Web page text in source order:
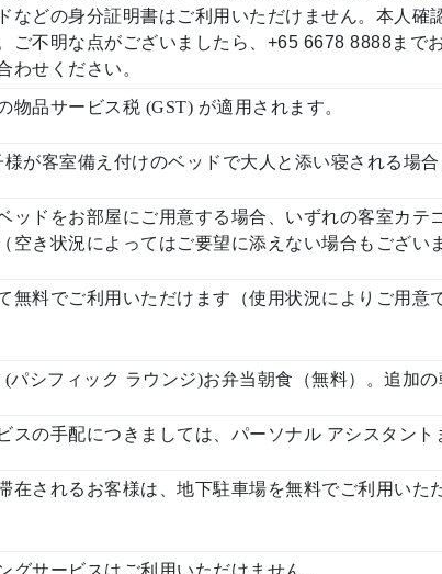
などの身分証明書はご利用いただけません。本人
ご不明な点がございましたら、+65 6678 8888ま
わせください。
物品サービス税 (GST) が適用されます。
が客室備え付けのベッドで大人と添い寝される場
ッドをお部屋にご用意する場合、いずれの客室カ
空き状況によってはご要望に添えない場合もござい
無料でご利用いただけます（使用状況によりご用意
(パシフィック ラウンジ)お弁当朝食（無料）。追加
スの手配につきましては、パーソナル アシスタント
在されるお客様は、地下駐車場を無料でご利用い
グサービスはご利用いただけません。